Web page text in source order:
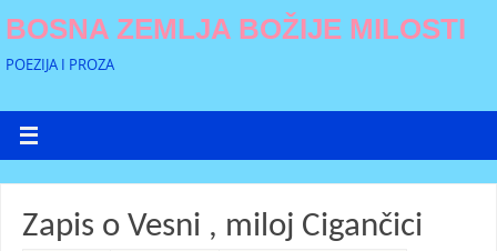
BOSNA ZEMLJA BOŽIJE MILOSTI
POEZIJA I PROZA
Zapis o Vesni , miloj Cigančici